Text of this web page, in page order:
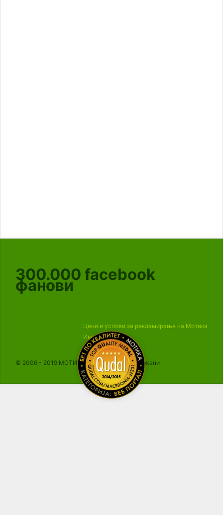
300.000 facebook
фанови
Цени и услови за рекламирање на Мотика
Импресум
© 2006 - 2019 МОТИКА, Сите права се задржани